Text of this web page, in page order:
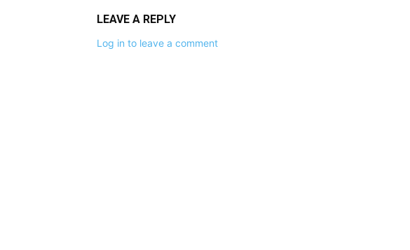
LEAVE A REPLY
Log in to leave a comment